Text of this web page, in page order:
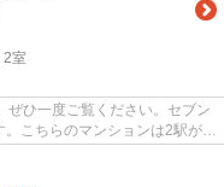
2室
ひ一度ご覧ください。セブン
こちらのマンションは2駅が近